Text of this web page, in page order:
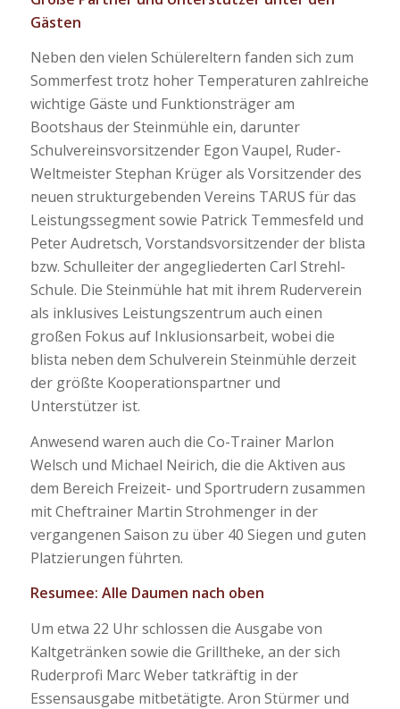
Gästen
Neben den vielen Schülereltern fanden sich zum
Sommerfest trotz hoher Temperaturen zahlreiche
wichtige Gäste und Funktionsträger am
Bootshaus der Steinmühle ein, darunter
Schulvereinsvorsitzender Egon Vaupel, Ruder-
Weltmeister Stephan Krüger als Vorsitzender des
neuen strukturgebenden Vereins TARUS für das
Leistungssegment sowie Patrick Temmesfeld und
Peter Audretsch, Vorstandsvorsitzender der blista
bzw. Schulleiter der angegliederten Carl Strehl-
Schule. Die Steinmühle hat mit ihrem Ruderverein
als inklusives Leistungszentrum auch einen
großen Fokus auf Inklusionsarbeit, wobei die
blista neben dem Schulverein Steinmühle derzeit
der größte Kooperationspartner und
Unterstützer ist.
Anwesend waren auch die Co-Trainer Marlon
Welsch und Michael Neirich, die die Aktiven aus
dem Bereich Freizeit- und Sportrudern zusammen
mit Cheftrainer Martin Strohmenger in der
vergangenen Saison zu über 40 Siegen und guten
Platzierungen führten.
Resumee: Alle Daumen nach oben
Um etwa 22 Uhr schlossen die Ausgabe von
Kaltgetränken sowie die Grilltheke, an der sich
Ruderprofi Marc Weber tatkräftig in der
Essensausgabe mitbetätigte. Aron Stürmer und